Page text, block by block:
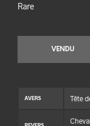
Rare
VENDU
AVERS Tête